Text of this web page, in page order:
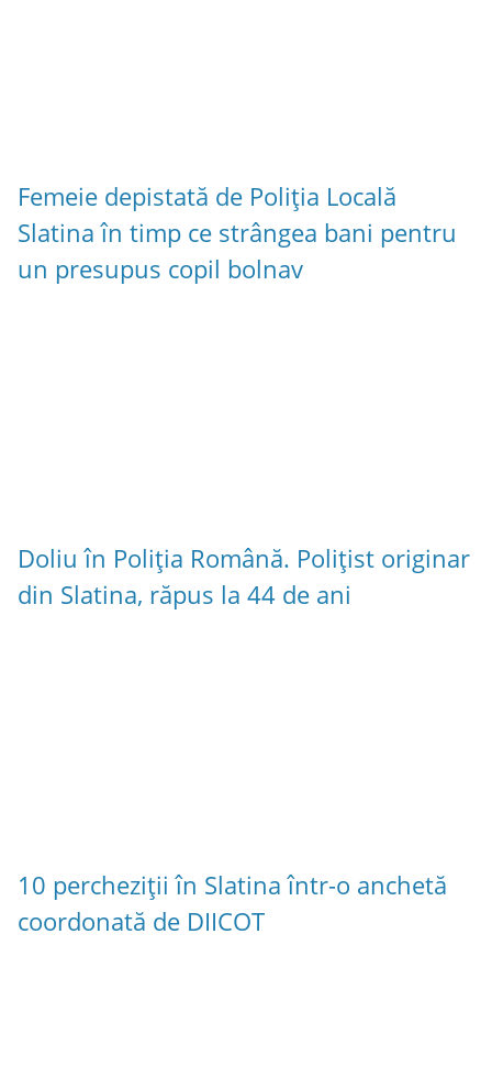
Femeie depistată de Poliția Locală
Slatina în timp ce strângea bani pentru
un presupus copil bolnav
Doliu în Poliția Română. Polițist originar
din Slatina, răpus la 44 de ani
10 percheziții în Slatina într-o anchetă
coordonată de DIICOT